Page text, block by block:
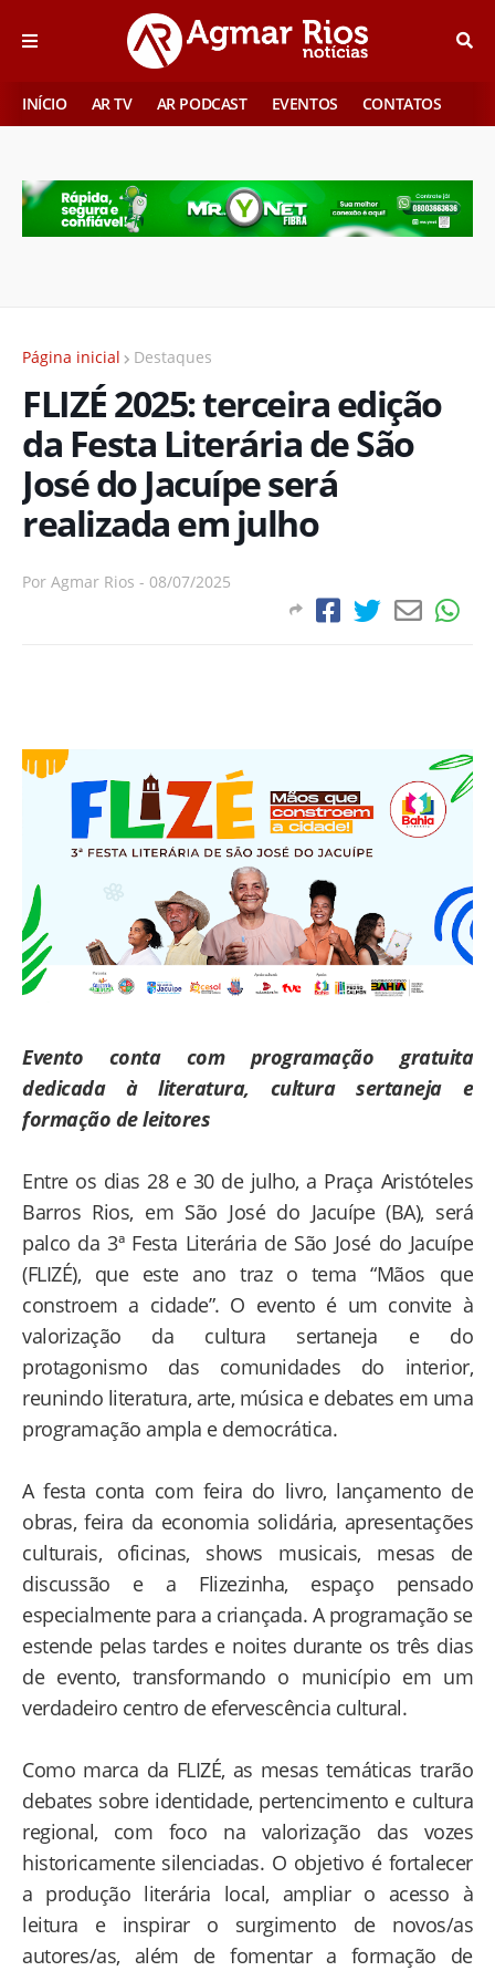
INÍCIO AR TV AR PODCAST EVENTOS CONTATOS
Página inicial Destaques
FLIZÉ 2025: terceira edição
da Festa Literária de São
José do Jacuípe será
realizada em julho
Por Agmar Rios - 08/07/2025
Evento conta com programação gratuita
dedicada à literatura, cultura sertaneja e
formação de leitores
Entre os dias 28 e 30 de julho, a Praça Aristóteles
Barros Rios, em São José do Jacuípe (BA), será
palco da 3ª Festa Literária de São José do Jacuípe
(FLIZÉ), que este ano traz o tema “Mãos que
constroem a cidade”. O evento é um convite à
valorização da cultura sertaneja e do
protagonismo das comunidades do interior,
reunindo literatura, arte, música e debates em uma
programação ampla e democrática.
A festa conta com feira do livro, lançamento de
obras, feira da economia solidária, apresentações
culturais, oficinas, shows musicais, mesas de
discussão e a Flizezinha, espaço pensado
especialmente para a criançada. A programação se
estende pelas tardes e noites durante os três dias
de evento, transformando o município em um
verdadeiro centro de efervescência cultural.
Como marca da FLIZÉ, as mesas temáticas trarão
debates sobre identidade, pertencimento e cultura
regional, com foco na valorização das vozes
historicamente silenciadas. O objetivo é fortalecer
a produção literária local, ampliar o acesso à
leitura e inspirar o surgimento de novos/as
autores/as, além de fomentar a formação de